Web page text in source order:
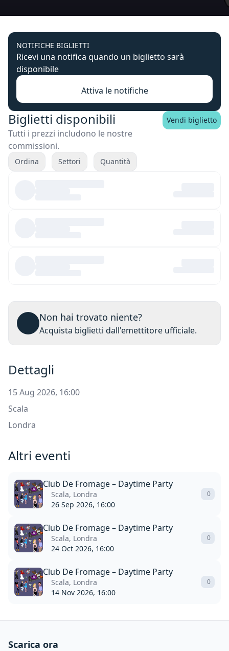
NOTIFICHE BIGLIETTI
Ricevi una notifica quando un biglietto sarà
disponibile
Attiva le notifiche
Biglietti disponibili
Tutti i prezzi includono le nostre
commissioni.
Vendi biglietto
Ordina Settori Quantità
Non hai trovato niente?
Acquista biglietti dall'emettitore ufficiale.
Dettagli
15 Aug 2026, 16:00
Scala
Londra
Altri eventi
Club De Fromage – Daytime Party
Scala, Londra
26 Sep 2026, 16:00
0
Club De Fromage – Daytime Party
Scala, Londra
24 Oct 2026, 16:00
0
Club De Fromage – Daytime Party
Scala, Londra
14 Nov 2026, 16:00
0
Scarica ora